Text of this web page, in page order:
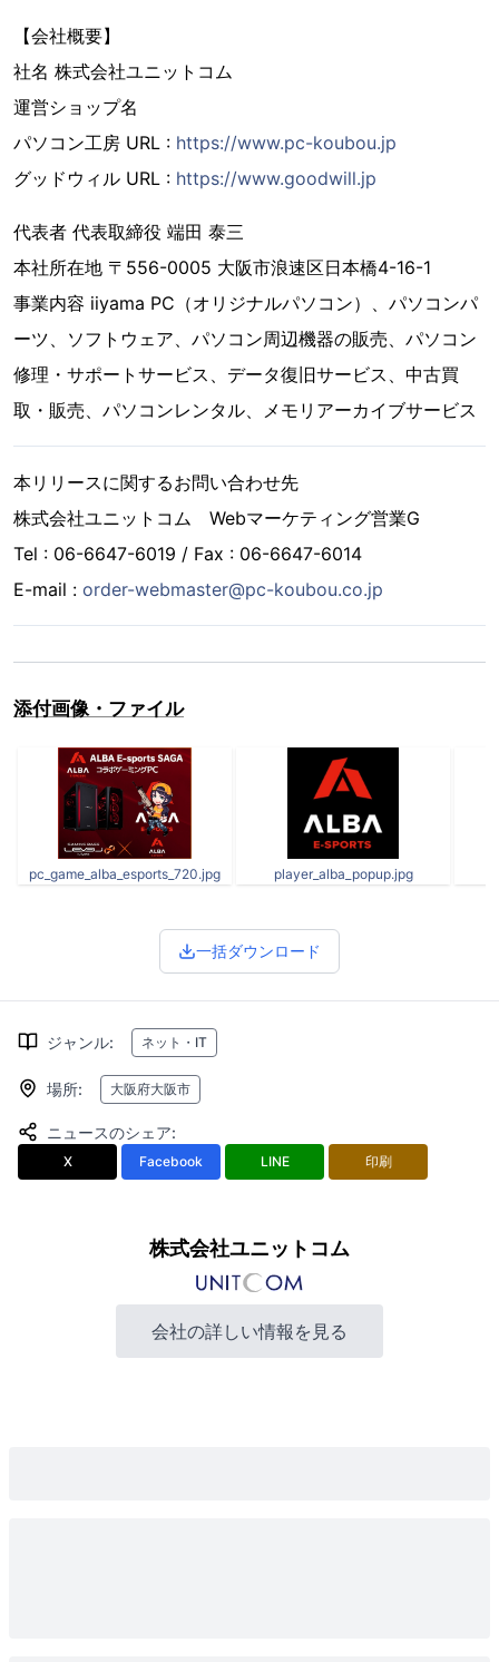
【会社概要】
社名 株式会社ユニットコム
運営ショップ名
パソコン工房 URL : https://www.pc-koubou.jp
グッドウィル URL : https://www.goodwill.jp
代表者 代表取締役 端田 泰三
本社所在地 〒556-0005 大阪市浪速区日本橋4-16-1
事業内容 iiyama PC（オリジナルパソコン）、パソコンパ
ーツ、ソフトウェア、パソコン周辺機器の販売、パソコン
修理・サポートサービス、データ復旧サービス、中古買
取・販売、パソコンレンタル、メモリアーカイブサービス
本リリースに関するお問い合わせ先
株式会社ユニットコム Webマーケティング営業G
Tel : 06-6647-6019 / Fax : 06-6647-6014
E-mail : order-webmaster@pc-koubou.co.jp
添付画像・ファイル
pc_game_alba_esports_720.jpg player_alba_popup.jpg
一括ダウンロード
ジャンル: ネット・IT
場所: 大阪府大阪市
ニュースのシェア:
X Facebook LINE 印刷
株式会社ユニットコム
会社の詳しい情報を見る